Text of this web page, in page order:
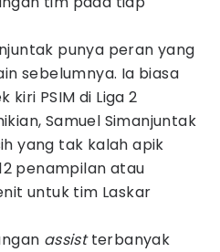
punya peran yang
sebelumnya. Ia biasa
PSIM di Liga 2
Samuel Simanjuntak
yang tak kalah apik
penampilan atau
untuk tim Laskar
assistterbanyak